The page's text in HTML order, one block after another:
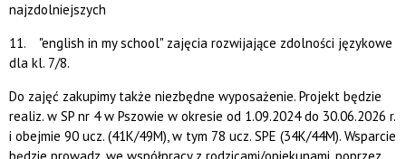
najzdolniejszych
11. "english in my school" zajęcia rozwijające zdolności językowe
dla kl. 7/8.
Do zajęć zakupimy także niezbędne wyposażenie. Projekt będzie
realiz. w SP nr 4 w Pszowie w okresie od 1.09.2024 do 30.06.2026 r.
i obejmie 90 ucz. (41K/49M), w tym 78 ucz. SPE (34K/44M). Wsparcie